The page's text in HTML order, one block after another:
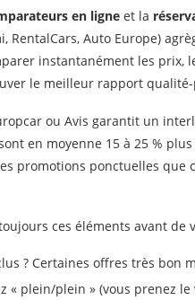
en ligne et la
RentalCars, Auto Europe)
instantanément les prix,
le meilleur rapport
ou Avis garantit un
en moyenne 15 à 25 %
promotions ponctuelles
ces éléments avant de
? Certaines offres très bon
« plein/plein » (vous prenez